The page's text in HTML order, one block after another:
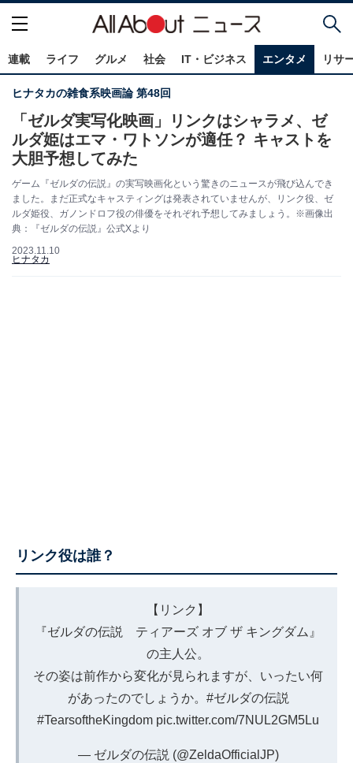
連載 ライフ グルメ 社会 IT・ビジネス エンタメ リサ
ヒナタカの雑食系映画論 第48回
「ゼルダ実写化映画」リンクはシャラメ、ゼ
ルダ姫はエマ・ワトソンが適任？ キャストを
大胆予想してみた
ゲーム『ゼルダの伝説』の実写映画化という驚きのニュースが飛び込んでき
ました。まだ正式なキャスティングは発表されていませんが、リンク役、ゼ
ルダ姫役、ガノンドロフ役の俳優をそれぞれ予想してみましょう。※画像出
典：『ゼルダの伝説』公式Xより
2023.11.10
ヒナタカ
リンク役は誰？
【リンク】
『ゼルダの伝説 ティアーズ オブ ザ キングダム』
の主人公。
その姿は前作から変化が見られますが、いったい何
があったのでしょうか。 #ゼルダの伝説
#TearsoftheKingdom pic.twitter.com/7NUL2GM5Lu
— ゼルダの伝説 (@ZeldaOfficialJP)